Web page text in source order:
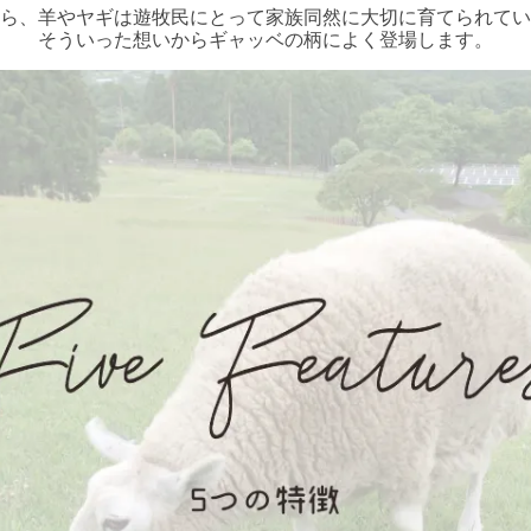
、羊やヤギは遊牧民にとって家族同然に大切に育てられて
そういった想いからギャッベの柄によく登場します。